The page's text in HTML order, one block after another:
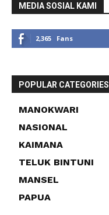
MEDIA SOSIAL KAMI
2,365 Fans
POPULAR CATEGORIES
MANOKWARI
NASIONAL
KAIMANA
TELUK BINTUNI
MANSEL
PAPUA